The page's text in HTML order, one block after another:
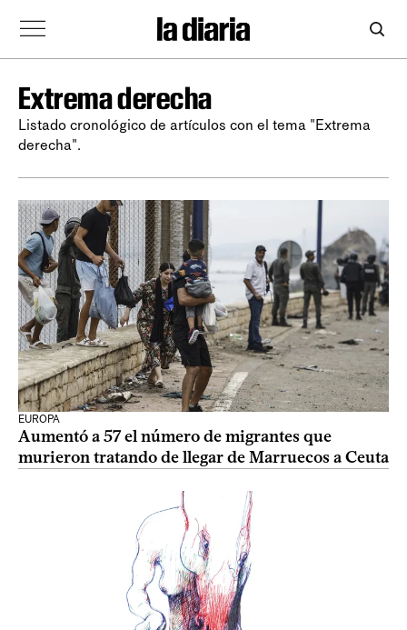
Extrema derecha
Listado cronológico de artículos con el tema "Extrema
derecha".
EUROPA
Aumentó a 57 el número de migrantes que
murieron tratando de llegar de Marruecos a Ceuta